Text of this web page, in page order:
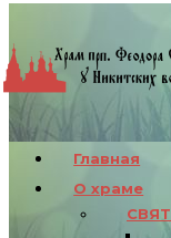
Главная
О храме